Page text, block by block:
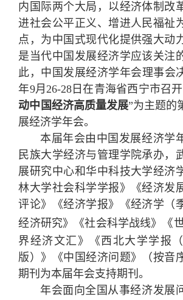
内国际两个大局，以经济体制改
进社会公平正义、增进人民福祉
点，为中国式现代化提供强大动
是当代中国发展经济学应该关注
此，中国发展经济学年会理事会
年9月26-28日在青海省西宁市召
动中国经济高质量发展”为主题的
展经济学年会。
本届年会由中国发展经济学
民族大学经济与管理学院承办，
展研究中心和华中科技大学经济
林大学社会科学学报》《经济发
评论》《经济学报》《经济学（
经济研究》《社会科学战线》
《
界经济文汇》《西北大学学报
版）》《中国经济问题》（按音
期刊为本届年会支持期刊。
年会面向全国从事经济发展